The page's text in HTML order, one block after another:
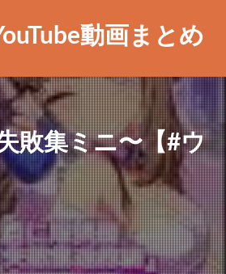
動画まとめ
敗集ミニ〜【#ウ